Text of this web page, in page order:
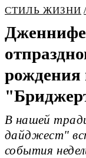
СТИЛЬ ЖИЗНИ
рождения
В нашей
дайджест"
события